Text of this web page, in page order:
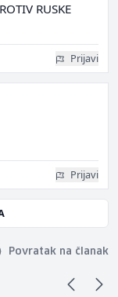
RUSKE
Prijavi
Prijavi
Povratak na članak